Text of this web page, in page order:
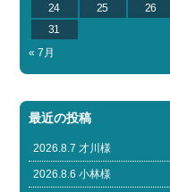
24
25 26
31
« 7月
最近の投稿
2026.8.7 才川様
2026.8.6 小林様